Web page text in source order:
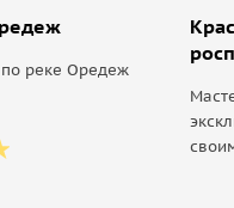
по реке Оредеж